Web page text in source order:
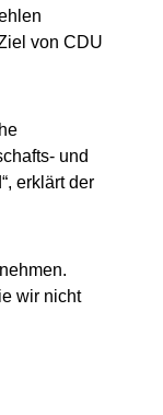
von CDU
und
erklärt der
wir nicht